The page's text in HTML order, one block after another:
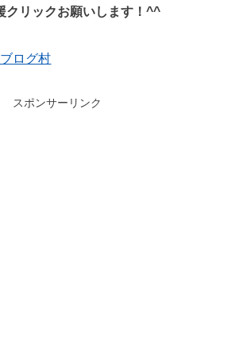
クリックお願いします！^^
ログ村
スポンサーリンク